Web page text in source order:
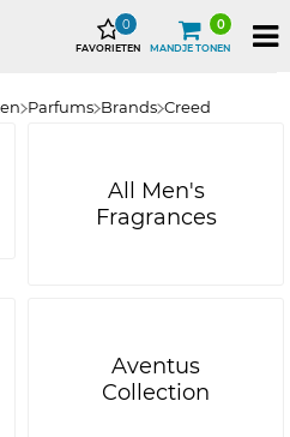
FAVORIETEN
0
MANDJE TONEN
0
Parfums Brands Creed
All Men's
Fragrances
Aventus
Collection